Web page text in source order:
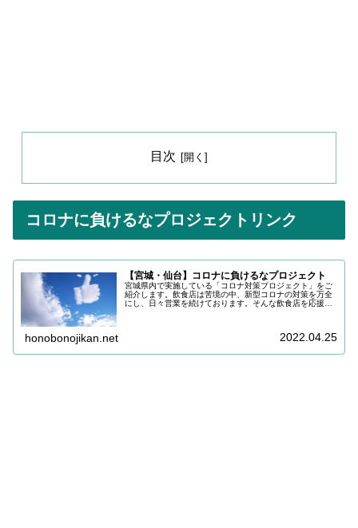
目次
コロナに負けるなプロジェクトリンク
【宮城・仙台】コロナに負けるなプロジェクト
宮城県内で実施している「コロナ対策プロジェクト」をご
紹介します。飲食店は苦境の中、新型コロナの対策を万全
にし、日々営業を続けております。そんな飲食店を応援し
honobonojikan.net 2022.04.25